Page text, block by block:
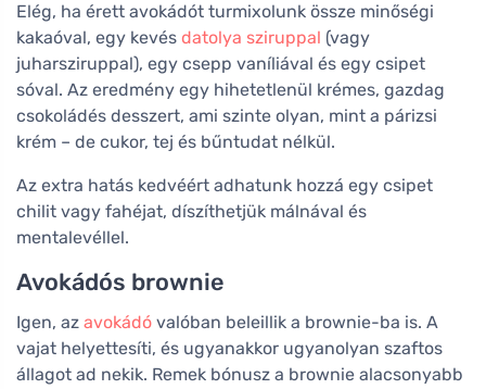
Elég, ha érett avokádót turmixolunk össze minőségi
kakaóval, egy kevés datolya sziruppal (vagy
juharsziruppal), egy csepp vaníliával és egy csipet
sóval. Az eredmény egy hihetetlenül krémes, gazdag
csokoládés desszert, ami szinte olyan, mint a párizsi
krém – de cukor, tej és bűntudat nélkül.
Az extra hatás kedvéért adhatunk hozzá egy csipet
chilit vagy fahéjat, díszíthetjük málnával és
mentalevéllel.
Avokádós brownie
Igen, az avokádó valóban beleillik a brownie-ba is. A
vajat helyettesíti, és ugyanakkor ugyanolyan szaftos
állagot ad nekik. Remek bónusz a brownie alacsonyabb